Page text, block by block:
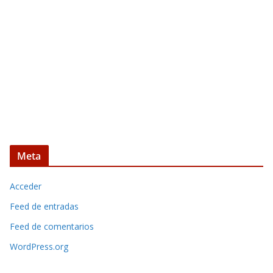
Meta
Acceder
Feed de entradas
Feed de comentarios
WordPress.org